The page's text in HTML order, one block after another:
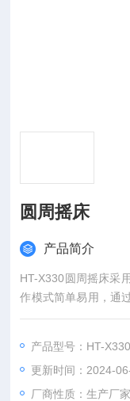
圆周摇床
产品简介
HT-X330圆周摇床采
作模式简单易用，通
培养皿，烧杯进行混
产品型号：HT-X330
更新时间：2024-
厂商性质：生产厂家